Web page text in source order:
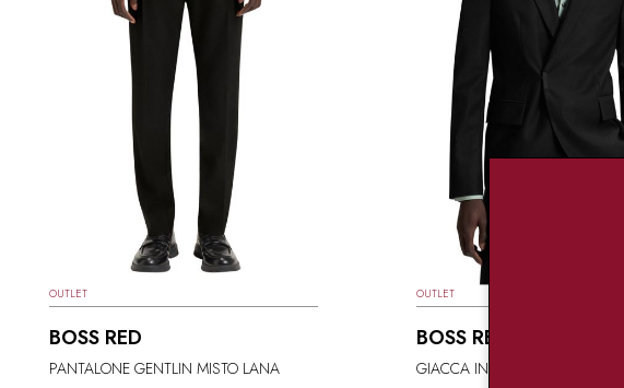
OUTLET
BOSS RED
PANTALONE GENTLIN MISTO LANA
OUTLET
BOSS RED
GIACCA IN MISTO LANA SLIM FIT